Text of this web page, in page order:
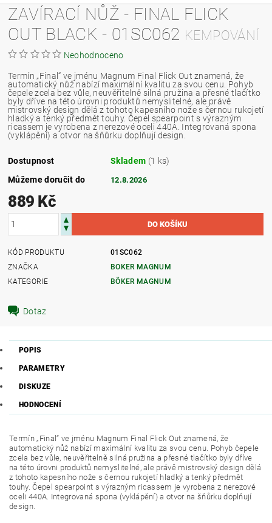
ZAVÍRACÍ NŮŽ - FINAL FLICK
OUT BLACK - 01SC062 KEMPOVÁNÍ
Neohodnoceno
Termín „Final“ ve jménu Magnum Final Flick Out znamená, že
automatický nůž nabízí maximální kvalitu za svou cenu. Pohyb
čepele zcela bez vůle, neuvěřitelně silná pružina a přesné tlačítko
byly dříve na této úrovni produktů nemyslitelné, ale právě
mistrovský design dělá z tohoto kapesního nože s černou rukojetí
hladký a tenký předmět touhy. Čepel spearpoint s výrazným
ricassem je vyrobena z nerezové oceli 440A. Integrovaná spona
(vyklápění) a otvor na šňůrku doplňují design.
Dostupnost Skladem (1 ks)
Můžeme doručit do
12.8.2026
889 Kč
KÓD PRODUKTU
01SC062
ZNAČKA
BOKER MAGNUM
KATEGORIE
BÖKER MAGNUM
Dotaz
POPIS
PARAMETRY
DISKUZE
HODNOCENÍ
Termín „Final“ ve jménu Magnum Final Flick Out znamená, že
automatický nůž nabízí maximální kvalitu za svou cenu. Pohyb čepele
zcela bez vůle, neuvěřitelně silná pružina a přesné tlačítko byly dříve
na této úrovni produktů nemyslitelné, ale právě mistrovský design dělá
z tohoto kapesního nože s černou rukojetí hladký a tenký předmět
touhy. Čepel spearpoint s výrazným ricassem je vyrobena z nerezové
oceli 440A. Integrovaná spona (vyklápění) a otvor na šňůrku doplňují
design.